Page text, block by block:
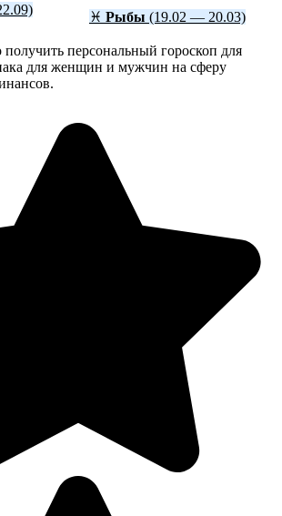
♓ Рыбы (19.02 — 20.03)
персональный гороскоп для
для женщин и мужчин на сферу